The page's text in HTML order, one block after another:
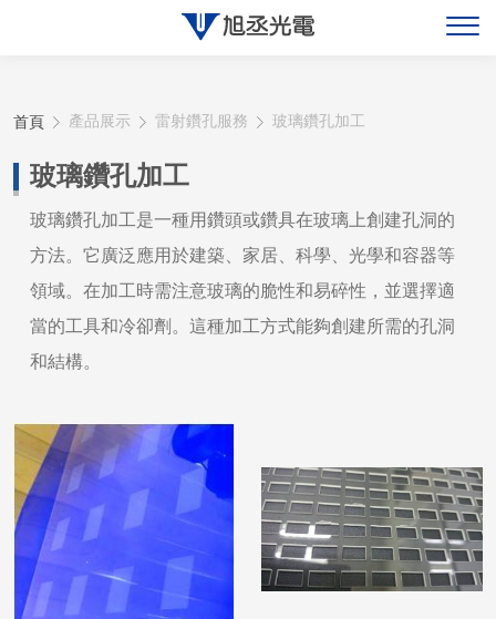
產品展示
首頁 產品展示 雷射鑽孔服務 玻璃鑽孔加工
玻璃鑽孔加工
玻璃鑽孔加工是一種用鑽頭或鑽具在玻璃上創建孔洞的
方法。它廣泛應用於建築、家居、科學、光學和容器等
領域。在加工時需注意玻璃的脆性和易碎性，並選擇適
當的工具和冷卻劑。這種加工方式能夠創建所需的孔洞
和結構。